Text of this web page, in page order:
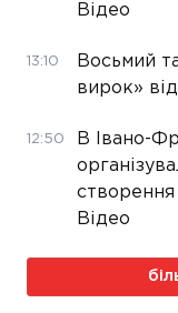
Відео
13:10
Восьмий
вирок»
12:50
В Івано-
створення
Відео